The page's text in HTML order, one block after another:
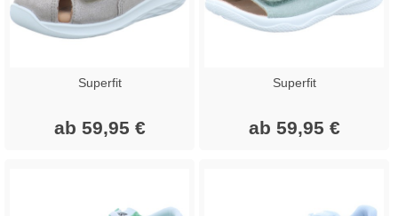
Superfit
ab 59,95 €
Superfit
ab 59,95 €